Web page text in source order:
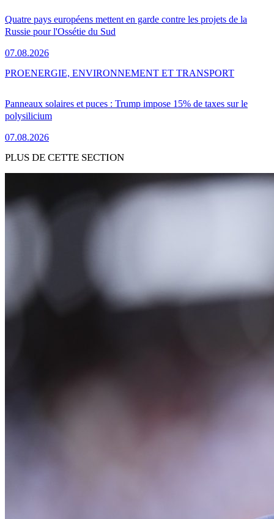
Quatre pays européens mettent en garde contre les projets de la
Russie pour l'Ossétie du Sud
07.08.2026
Panneaux solaires et puces : Trump impose 15% de taxes sur le
polysilicium
07.08.2026
PROENERGIE, ENVIRONNEMENT ET TRANSPORT
PLUS DE CETTE SECTION